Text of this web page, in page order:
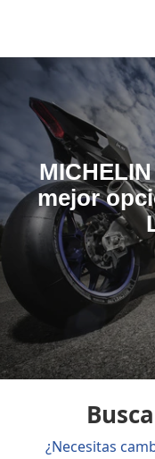
mejor
¿Necesitas